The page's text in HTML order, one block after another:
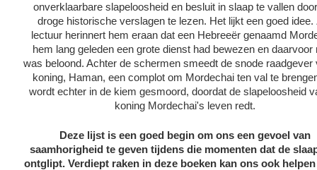
onverklaarbare slapeloosheid en besluit in slaap te vallen
droge historische verslagen te lezen. Het lijkt een goed idee.
lectuur herinnert hem eraan dat een Hebreeër genaamd
hem lang geleden een grote dienst had bewezen en daarvoor
was beloond. Achter de schermen smeedt de snode raadgever
koning, Haman, een complot om Mordechai ten val te
wordt echter in de kiem gesmoord, doordat de slapeloosheid
koning Mordechai's leven redt.
Deze lijst is een goed begin om ons een gevoel van
saamhorigheid te geven tijdens die momenten dat de
ontglipt. Verdiept raken in deze boeken kan ons ook